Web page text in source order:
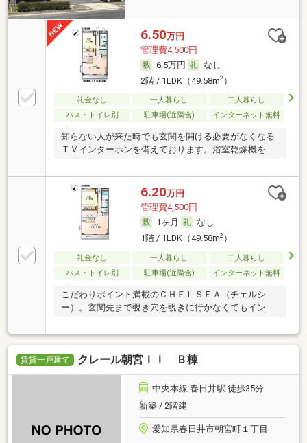
6.50万円
管理費4,500円
6.5万円
なし
2階 / 1LDK（49.58m2）
礼金なし 一人暮らし
二人暮らし
バス・トイレ別
駐車場(近隣含) インターネット無料
知らない人が来た時でも玄関を開ける必要がなくなる
ＴＶインターホンを備えております。浴室乾燥機を備
6.20万円
管理費4,500円
1ヶ月
なし
1階 / 1LDK（49.58m2）
礼金なし 一人暮らし
二人暮らし
バス・トイレ別
駐車場(近隣含) インターネット無料
こだわりポイント満載のＣＨＥＬＳＥＡ（チェルシ
ー）。玄関先まで覗き穴を覗きに行かなくてもインタ
賃貸一戸建て クレール朝宮ＩＩ Ｂ棟
中央本線 春日井駅 徒歩35分
新築 / 2階建
愛知県春日井市朝宮町１丁目